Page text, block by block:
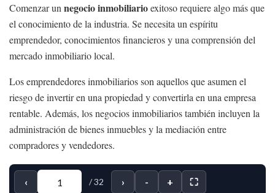
Comenzar un negocio inmobiliarioexitoso requiere algo más que
el conocimiento de la industria. Se necesita un espíritu
emprendedor, conocimientos financieros y una comprensión del
mercado inmobiliario local.
Los emprendedores inmobiliarios son aquellos que asumen el
riesgo de invertir en una propiedad y convertirla en una empresa
rentable. Además, los negocios inmobiliarios también incluyen la
administración de bienes inmuebles y la mediación entre
compradores y vendedores.
‹ /32 › - + ⛶